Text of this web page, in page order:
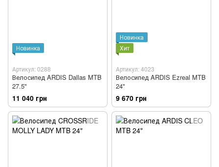
Новинка
Артикул: 0288
Велосипед ARDIS Dallas MTB
27.5"
11 040 грн
Новинка
Хит
Артикул: 4023
Велосипед ARDIS Ezreal MTB
24"
9 670 грн